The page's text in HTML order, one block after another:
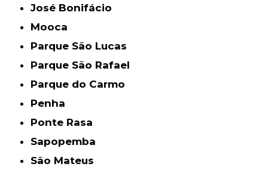
José Bonifácio
Mooca
Parque São Lucas
Parque São Rafael
Parque do Carmo
Penha
Ponte Rasa
Sapopemba
São Mateus